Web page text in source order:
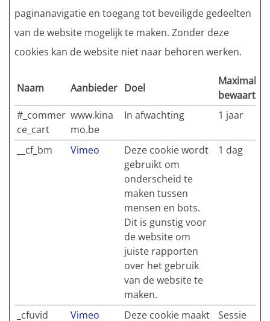
paginanavigatie en toegang tot beveiligde gedeelten
van de website mogelijk te maken. Zonder deze
cookies kan de website niet naar behoren werken.
Naam Aanbieder Doel
Maximale
#_commer
ce_cart
www.kina
mo.be
In afwachting 1 jaar
__cf_bm Vimeo
Deze cookie wordt
gebruikt om
onderscheid te
maken tussen
mensen en bots.
Dit is gunstig voor
de website om
juiste rapporten
over het gebruik
van de website te
maken.
1 dag
_cfuvid Vimeo Deze cookie maakt Sessie